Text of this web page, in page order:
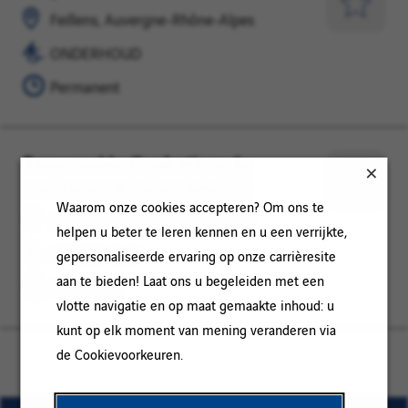
Waarom onze cookies accepteren? Om ons te
helpen u beter te leren kennen en u een verrijkte,
gepersonaliseerde ervaring op onze carrièresite
aan te bieden! Laat ons u begeleiden met een
vlotte navigatie en op maat gemaakte inhoud: u
kunt op elk moment van mening veranderen via
de Cookievoorkeuren.
Feillens, Auvergne-Rhône-Alpes
Auvergne-
Rhône-
Alpes
ONDERHOUD
Permanent
Responsable d'opérations de
Feillens, Auvergne-Rhône-Alpes
Feillens,
Rhône-
ONDERHOUD
ONDERHOUD
Permanent